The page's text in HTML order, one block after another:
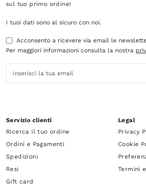
sul tuo primo ordine!
I tuoi dati sono al sicuro con noi.
Acconsento a ricevere via email le
Per maggiori informazioni consulta la nostra
Servizio clienti
Ricerca il tuo ordine
Ordini e Pagamenti
Spedizioni
Resi
Gift card
Legal
Privacy
Cookie
Termini